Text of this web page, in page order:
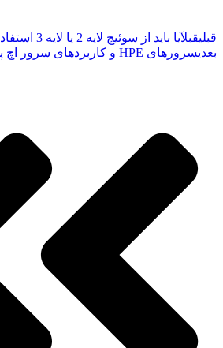
قبلیقبلآیا باید از سوئیچ لایه 2 یا لایه 3 استفاده کنم
بعدیسرورهای HPE و کاربردهای سرور اچ پی در پزشکی